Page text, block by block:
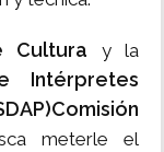
Cultura y la
Intérpretes
meterle el